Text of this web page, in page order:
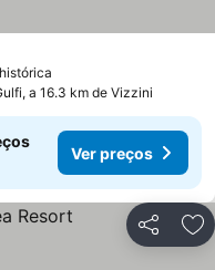
a 16.3 km de Vizzini
Ver preços
Partilhar